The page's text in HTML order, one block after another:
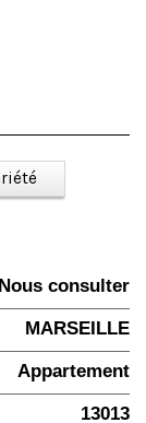
Nous consulter
MARSEILLE
Appartement
13013